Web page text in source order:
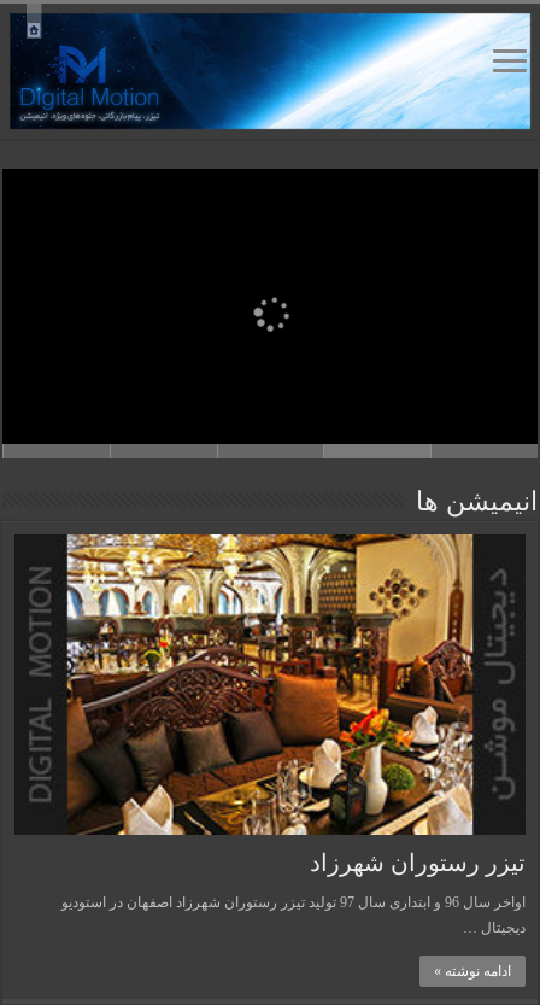
انیمیشن ها
تیزر رستوران شهرزاد
اواخر سال 96 و ابتداری سال 97 تولید تیزر رستوران شهرزاد اصفهان در استودیو
دیجیتال …
ادامه نوشته »